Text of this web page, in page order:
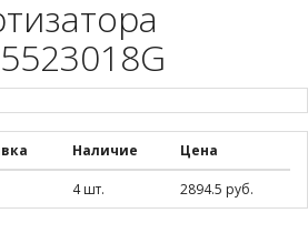
Наличие Цена
4 шт. 2894.5 руб.